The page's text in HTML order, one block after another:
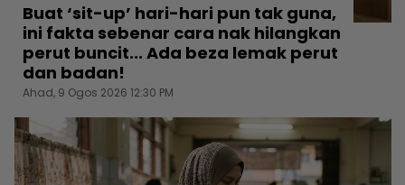
Buat ‘sit-up’ hari-hari pun tak guna,
ini fakta sebenar cara nak hilangkan
perut buncit... Ada beza lemak perut
dan badan!
Ahad, 9 Ogos 2026 12:30 PM